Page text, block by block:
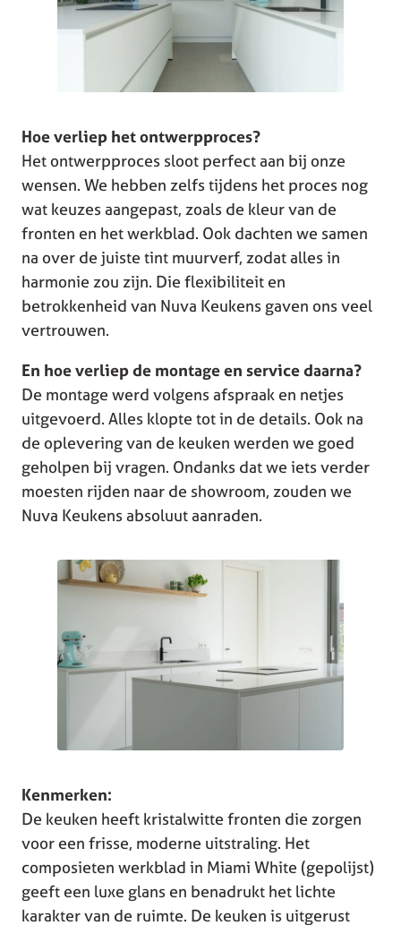
Hoe verliep het ontwerpproces?
Het ontwerpproces sloot perfect aan bij onze
wensen. We hebben zelfs tijdens het proces nog
wat keuzes aangepast, zoals de kleur van de
fronten en het werkblad. Ook dachten we samen
na over de juiste tint muurverf, zodat alles in
harmonie zou zijn. Die flexibiliteit en
betrokkenheid van Nuva Keukens gaven ons veel
vertrouwen.
En hoe verliep de montage en service daarna?
De montage werd volgens afspraak en netjes
uitgevoerd. Alles klopte tot in de details. Ook na
de oplevering van de keuken werden we goed
geholpen bij vragen. Ondanks dat we iets verder
moesten rijden naar de showroom, zouden we
Nuva Keukens absoluut aanraden.
Kenmerken:
De keuken heeft kristalwitte fronten die zorgen
voor een frisse, moderne uitstraling. Het
composieten werkblad in Miami White (gepolijst)
geeft een luxe glans en benadrukt het lichte
karakter van de ruimte. De keuken is uitgerust